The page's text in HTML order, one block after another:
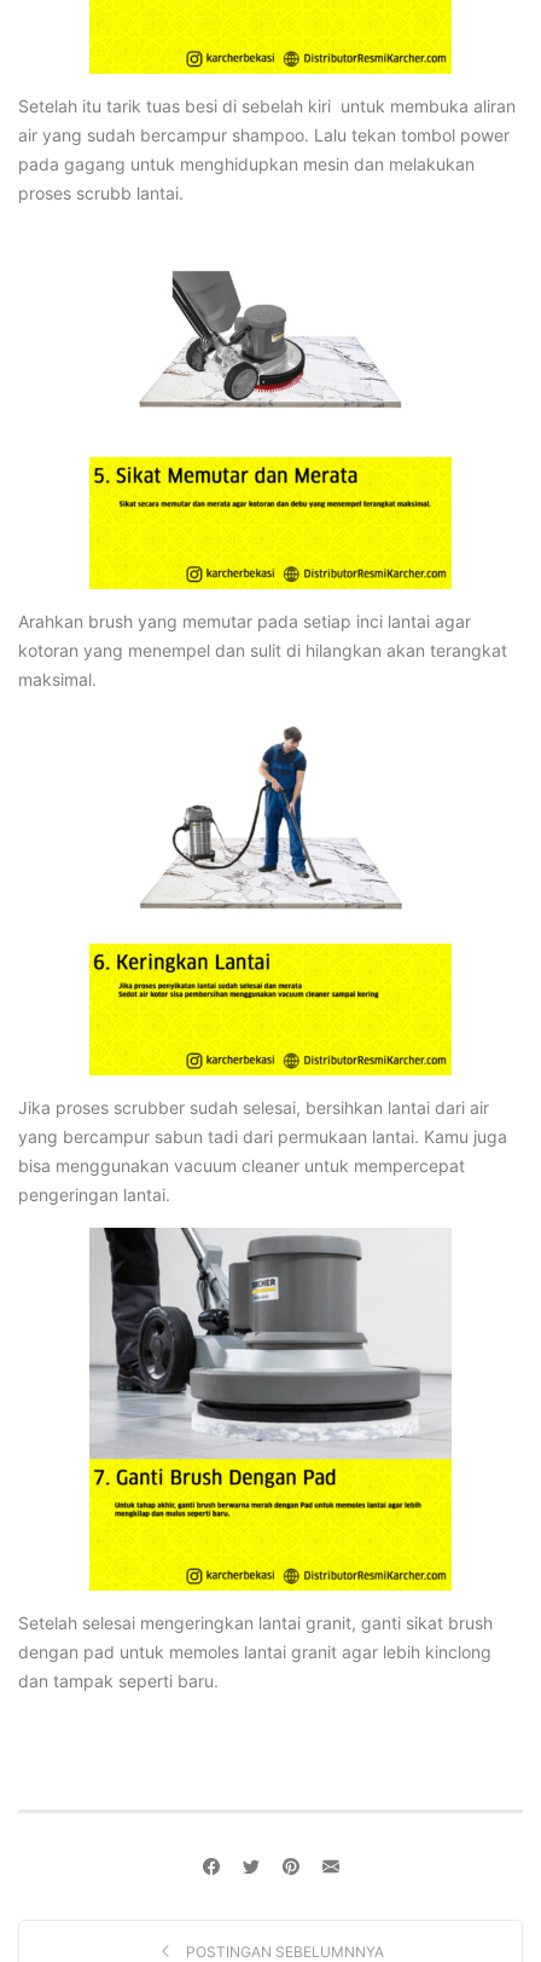
Setelah itu tarik tuas besi di sebelah kiri untuk membuka aliran
air yang sudah bercampur shampoo. Lalu tekan tombol power
pada gagang untuk menghidupkan mesin dan melakukan
proses scrubb lantai.
Arahkan brush yang memutar pada setiap inci lantai agar
kotoran yang menempel dan sulit di hilangkan akan terangkat
maksimal.
Jika proses scrubber sudah selesai, bersihkan lantai dari air
yang bercampur sabun tadi dari permukaan lantai. Kamu juga
bisa menggunakan vacuum cleaner untuk mempercepat
pengeringan lantai.
Setelah selesai mengeringkan lantai granit, ganti sikat brush
dengan pad untuk memoles lantai granit agar lebih kinclong
dan tampak seperti baru.
POSTINGAN SEBELUMNNYA